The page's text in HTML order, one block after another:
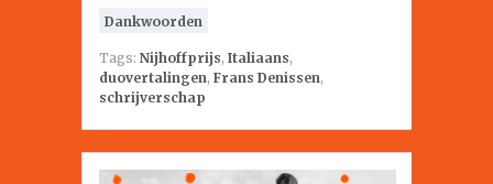
Dankwoorden
Tags: Nijhoffprijs, Italiaans,
duovertalingen, Frans Denissen,
schrijverschap